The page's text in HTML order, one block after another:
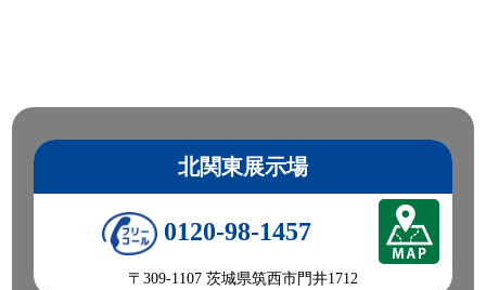
北関東展示場
0120-98-1457
〒309-1107 茨城県筑西市門井1712